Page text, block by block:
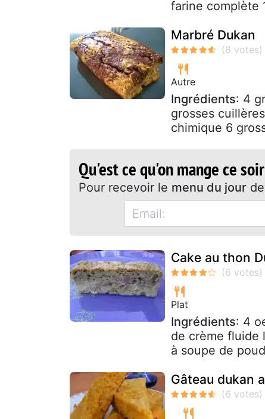
farine complète
Marbré Dukan
Autre
Ingrédients: 4
grosses
chimique 6
Qu'est ce qu'on mange ce
Pour recevoir le menu du jour
Cake au thon
Plat
Ingrédients: 4
de crème fluide
à soupe de
Gâteau dukan